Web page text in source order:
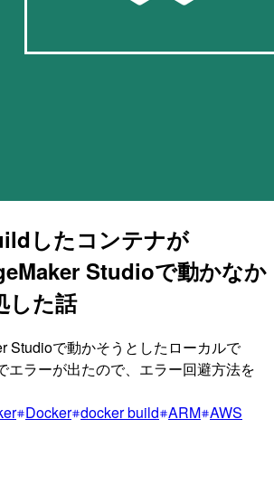
したコンテナが
Studioで動かなか
した話
Studioで動かそうとしたローカルで
エラーが出たので、エラー回避方法を
Docker docker build ARM AWS